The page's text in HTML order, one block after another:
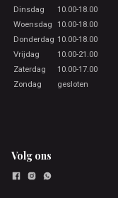
Dinsdag
10.00-18.00
Woensdag 10.00-18.00
Donderdag 10.00-18.00
Vrijdag
10.00-21.00
Zaterdag
10.00-17.00
Zondag
gesloten
Volg ons